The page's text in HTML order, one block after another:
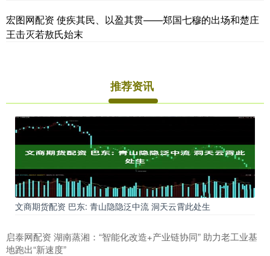
宏图网配资 使疾其民、以盈其贯——郑国七穆的出场和楚庄
王击灭若敖氏始末
推荐资讯
文商期货配资 巴东: 青山隐隐泛中流 洞天云霄此处生
启泰网配资 湖南蒸湘：“智能化改造+产业链协同” 助力老工业基
地跑出“新速度”